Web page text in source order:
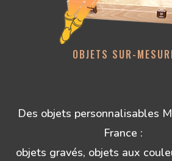
OBJETS SUR-
Des objets personnalisables
France :
objets gravés, objets aux